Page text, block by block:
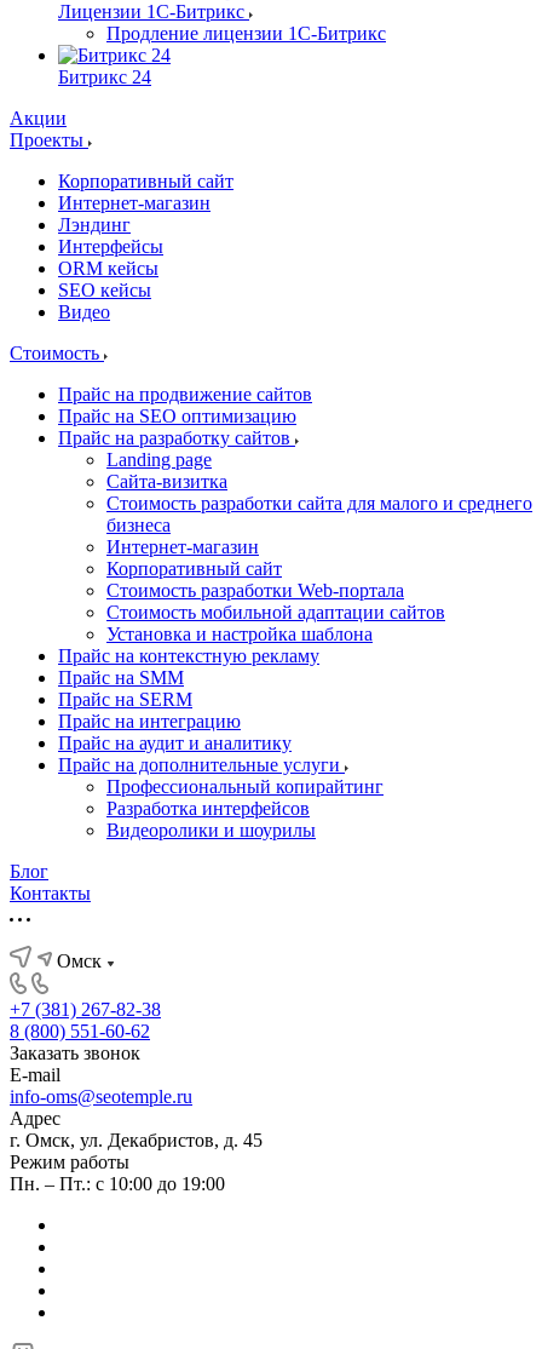
Лицензии 1С-Битрикс
Продление лицензии 1С-Битрикс
Битрикс 24
Акции
Проекты
Корпоративный сайт
Интернет-магазин
Лэндинг
Интерфейсы
ORM кейсы
SEO кейсы
Видео
Стоимость
Прайс на продвижение сайтов
Прайс на SEO оптимизацию
Прайс на разработку сайтов
Landing page
Cайта-визитка
Стоимость разработки сайта для малого и среднего
бизнеса
Интернет-магазин
Корпоративный сайт
Стоимость разработки Web-портала
Стоимость мобильной адаптации сайтов
Установка и настройка шаблона
Прайс на контекстную рекламу
Прайс на SMM
Прайс на SERM
Прайс на интеграцию
Прайс на аудит и аналитику
Прайс на дополнительные услуги
Профессиональный копирайтинг
Разработка интерфейсов
Видеоролики и шоурилы
Блог
Контакты
Омск
+7 (381) 267-82-38
8 (800) 551-60-62
Заказать звонок
E-mail
info-oms@seotemple.ru
Адрес
г. Омск, ул. Декабристов, д. 45
Режим работы
Пн. – Пт.: с 10:00 до 19:00